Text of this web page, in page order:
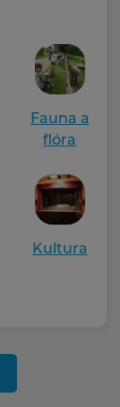
Fauna a
flóra
Kultura